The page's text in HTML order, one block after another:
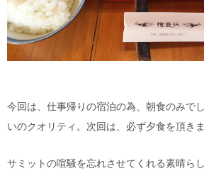
今回は、仕事帰りの宿泊の為、朝食のみで
いのクオリティ。次回は、必ず夕食を頂きま
サミットの喧騒を忘れさせてくれる素晴らし